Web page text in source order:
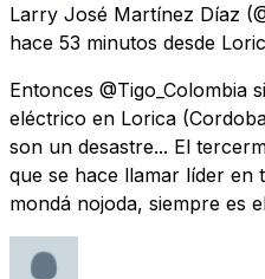
Larry José Martínez Díaz
hace 53 minutos desde
Entonces @Tigo_Colombia
eléctrico en Lorica
son un desastre... El
que se hace llamar líder en
mondá nojoda, siempre es